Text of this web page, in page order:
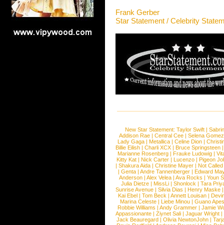
Frank Gerber
Star Statement / Celebrity
New Star Statement:Taylor Swift |
Addison Rae | Central Cee | Selena Gomez
Lady Gaga |Metallica |Celine Dion |
Billie Eilish |Charli XCX |Bruce Springsteen
Marianne Rosenberg |Frauke Ludowig |
Kitty Kat |Nick Carter |Lucenzo |Pigeon
|Shakura Aida |Christine Mayer |Not
|Genta |Andre Tannenberger |Edward
Anderson | Alex Velea | Ava Rocks | Youn
Julia Dietze | MissLi | Shonlock | Tara
Sunrise Avenue | Silvia Dias | Henry Maske |
Kai Ebel |Tom Beck |Annett Louisan |
Marina Celeste | Liebe Minou | Guano Apes
Robbie Williams |Andy Grammer |Jamie
Appassionante |Ziynet Sali |Jaguar Wright |
Jack Beauregard |Olivia NewtonJohn |